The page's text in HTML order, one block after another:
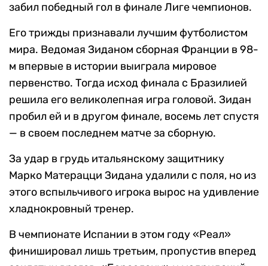
забил победный гол в финале Лиге чемпионов.
Его трижды признавали лучшим футболистом
мира. Ведомая Зиданом сборная Франции в 98-
м впервые в истории выиграла мировое
первенство. Тогда исход финала с Бразилией
решила его великолепная игра головой. Зидан
пробил ей и в другом финале, восемь лет спустя
— в своем последнем матче за сборную.
За удар в грудь итальянскому защитнику
Марко Матерацци Зидана удалили с поля, но из
этого вспыльчивого игрока вырос на удивление
хладнокровный тренер.
В чемпионате Испании в этом году «Реал»
финишировал лишь третьим, пропустив вперед